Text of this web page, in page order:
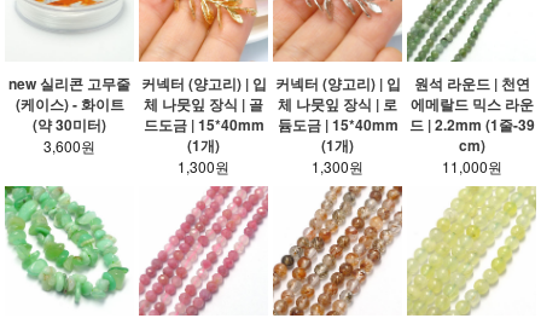
new 실리콘 고무줄
(케이스) - 화이트
(약 30미터)
3,600원
커넥터 (양고리) | 입
체 나뭇잎 장식 | 골
드도금 | 15*40mm
(1개)
1,300원
커넥터 (양고리) | 입
체 나뭇잎 장식 | 로
듐도금 | 15*40mm
(1개)
1,300원
원석 라운드 | 천연
에메랄드 믹스 라운
드 | 2.2mm (1줄-39
cm)
11,000원